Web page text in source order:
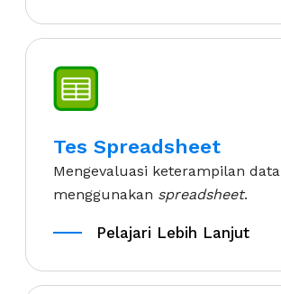
Tes Spreadsheet
Mengevaluasi keterampilan data
menggunakan spreadsheet.
Pelajari Lebih Lanjut
Pelajari Lebih Lanjut